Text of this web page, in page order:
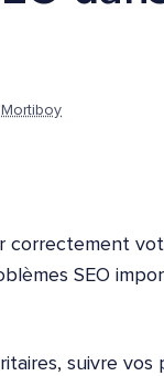
correctement
SEO
suivre